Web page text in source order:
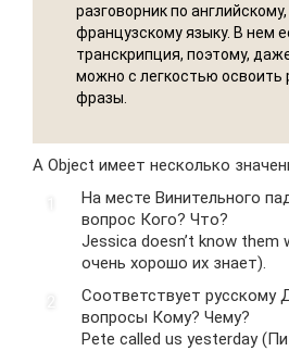
разговорник по
французскому языку. В нем
транскрипция, поэтому,
можно с легкостью освоить
фразы.
А Object имеет несколько
На месте Винительного
вопрос Кого? Что?
Jessica doesn’t know them
очень хорошо их знает).
Соответствует русскому
вопросы Кому? Чему?
Pete called us yesterday